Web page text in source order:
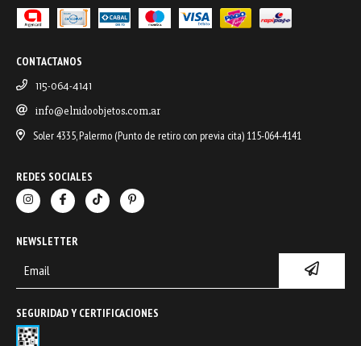
CONTACTANOS
115-064-4141
info@elnidoobjetos.com.ar
Soler 4335, Palermo (Punto de retiro con previa cita) 115-064-4141
REDES SOCIALES
NEWSLETTER
SEGURIDAD Y CERTIFICACIONES